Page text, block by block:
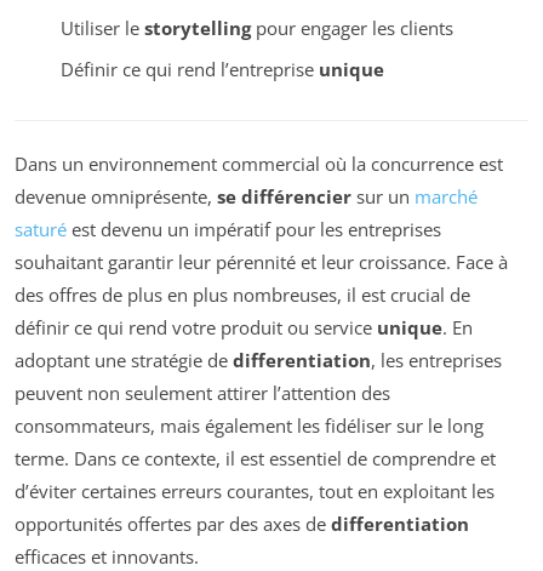
Utiliser le storytellingpour engager les clients
Définir ce qui rend l’entreprise unique
Dans un environnement commercial où la concurrence est
devenue omniprésente, se différencier sur un marché
saturé est devenu un impératif pour les entreprises
souhaitant garantir leur pérennité et leur croissance. Face à
des offres de plus en plus nombreuses, il est crucial de
définir ce qui rend votre produit ou service unique. En
adoptant une stratégie de differentiation, les entreprises
peuvent non seulement attirer l’attention des
consommateurs, mais également les fidéliser sur le long
terme. Dans ce contexte, il est essentiel de comprendre et
d’éviter certaines erreurs courantes, tout en exploitant les
opportunités offertes par des axes de differentiation
efficaces et innovants.